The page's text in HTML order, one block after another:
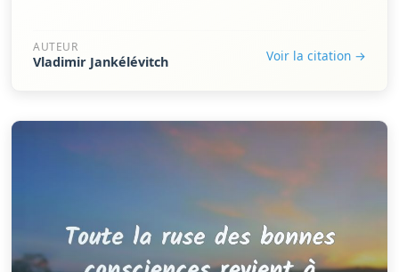
AUTEUR
Vladimir Jankélévitch Voir la citation →